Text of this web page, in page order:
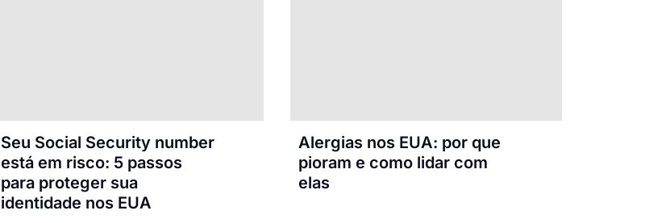
Seu Social Security number
está em risco: 5 passos
para proteger sua
identidade nos EUA
Alergias nos EUA: por que
pioram e como lidar com
elas